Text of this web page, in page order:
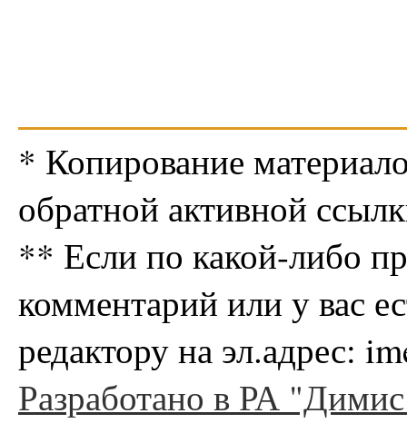
* Копирование
обратной активной
** Если по какой-либо
комментарий или у вас
редактору на эл.адрес:
Разработано в РА